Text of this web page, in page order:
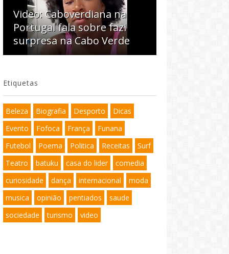
Video: Caboverdiana na
Portugal fala sobre fazi
surpresa na Cabo Verde
Etiquetas
Beleza Biografia Desporto
Dicas
Evento
Fofoca França
Funana
Futebol
Poema Politica Receitas
Surf
Teatro
batuku casa do lider
comedia
curiosidade
dança internacional
moda
musica
opinião pentiados
saude
sociedade
turismo video